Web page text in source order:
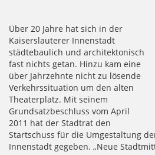
Über 20 Jahre hat sich in der
Kaiserslauterer Innenstadt
städtebaulich und architektonisch
fast nichts getan. Hinzu kam eine
über Jahrzehnte nicht zu lösende
Verkehrssituation um den alten
Theaterplatz. Mit seinem
Grundsatzbeschluss vom April
2011 hat der Stadtrat den
Startschuss für die Umgestaltung
Innenstadt gegeben. „Neue